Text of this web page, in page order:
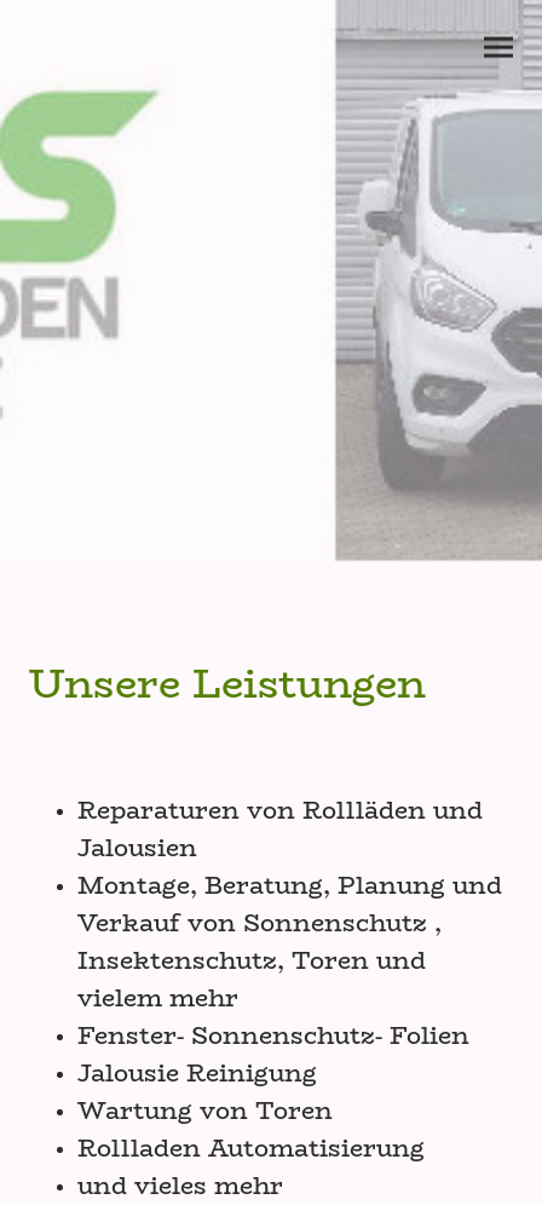
Unsere Leistungen
Reparaturen von Rollläden und
Jalousien
Montage, Beratung, Planung und
Verkauf von Sonnenschutz ,
Insektenschutz, Toren und
vielem mehr
Fenster- Sonnenschutz- Folien
Jalousie Reinigung
Wartung von Toren
Rollladen Automatisierung
und vieles mehr